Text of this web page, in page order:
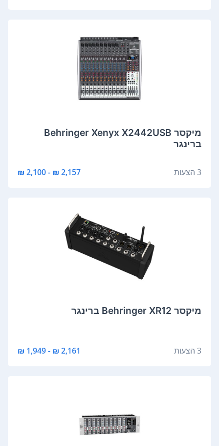
‏מיקסר Behringer Xenyx X2442USB
ברינגר
3 הצעות 2,157 ₪ - 2,100 ₪
‏מיקסר Behringer XR12 ברינגר
3 הצעות 2,161 ₪ - 1,949 ₪